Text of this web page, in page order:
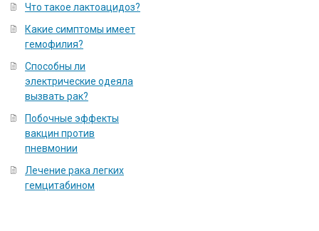
Что такое лактоацидоз?
Какие симптомы имеет
гемофилия?
Способны ли
электрические одеяла
вызвать рак?
Побочные эффекты
вакцин против
пневмонии
Лечение рака легких
гемцитабином